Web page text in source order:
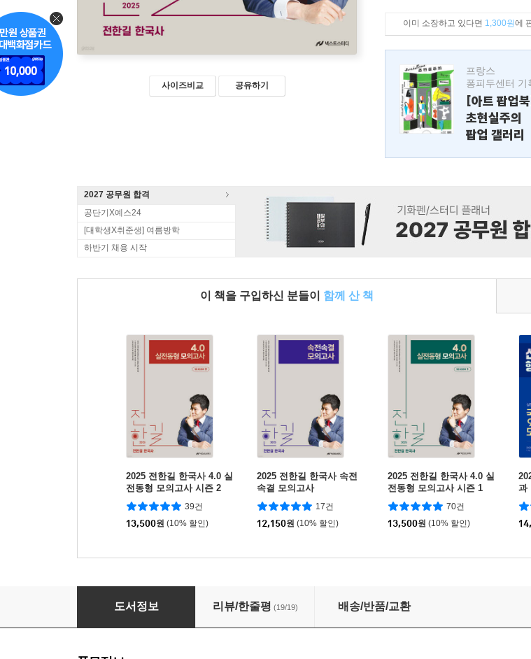
사이즈비교 공유하기
이미 소장하고 있다면 1,300원에
프랑스
퐁피두센터 기
[아트 팝업
초현실주의
팝업 갤러리
2027 공무원 합격
공단기X예스24
[대학생X취준생] 여름방학
하반기 채용 시작
이 책을 구입하신 분들이 함께 산 책
2025 전한길 한국사 4.0 실
전동형 모의고사 시즌 2
39건
13,500원 (10% 할인)
2025 전한길 한국사 속전
속결 모의고사
17건
12,150원 (10% 할인)
2025 전한길 한국사 4.0 실
전동형 모의고사 시즌 1
70건
13,500원 (10% 할인)
과
모
2025 전한길 한국사 실전형 봉투 모의고사
도서정보 리뷰/한줄평 (19/19) 배송/반품/교환